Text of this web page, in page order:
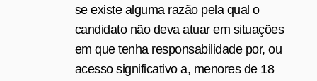
se existe alguma razão pela qual o
candidato não deva atuar em situações
em que tenha responsabilidade por, ou
acesso significativo a, menores de 18